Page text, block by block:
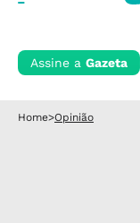
Assine a Gazeta
Home>Opinião